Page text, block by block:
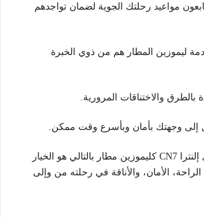
مواعيد رحلتك الجوية لضمان تواجدهم
ليموزين المطار هم من ذوي الخبرة
بالطرق والاختناقات المرورية.
وجهتك بأمان وبأسرع وقت ممكن.
لذلك استئجار هيونداي إلنترا CN7 كليموزين مطار بالتالي هو الخيار
الأمان، والأناقة في رحلته من وإلى